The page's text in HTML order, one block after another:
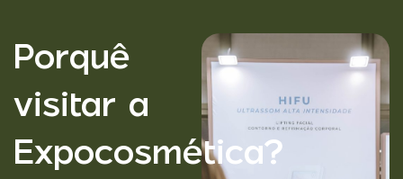
Porquê
visitar a
Expocosmética?